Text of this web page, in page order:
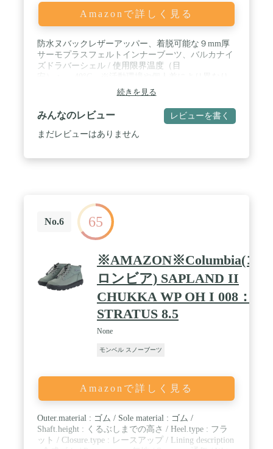
Amazonで詳しく見る
防水ヌバックレザーアッパー、着脱可能な９mm厚
サーモプラスフェルトインナーブーツ、バルカナイ
ズドラバーシェル / 使用限界温度（目
ます。 防水機能： 防水・雨天対応・全天候対
応・悪路対応 ※防水とは・・・接地面からおよ
そ8cm以上水の浸入を防ぐ加工 ※防水範囲に関し
てはモデルにより異なる場合がございます。 / 重量
（目安）：901g /片足<br>高さ：約27cm 筒周り：約
続きを見る
みんなのレビュー レビューを書く
まだレビューはありません
No.6 65
※AMAZON※Columbia(コ
ロンビア) SAPLAND II
CHUKKA WP OH I 008：
STRATUS 8.5
None
モンベル スノーブーツ
Amazonで詳しく見る
Outer.material : ゴム / Sole material : ゴム /
Shaft.height : くるぶしまでの高さ / Heel.type : フラ
ット / Closure.type : レースアップ / Lining description